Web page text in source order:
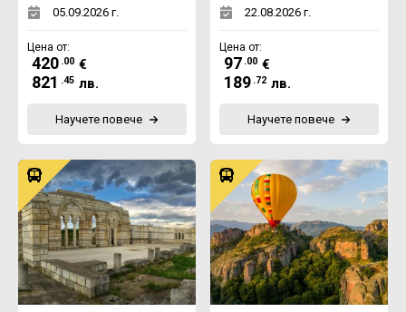
05.09.2026 г.
Цена от:
420 .00 €
821 .45 лв.
Научете повече
22.08.2026 г.
Цена от:
97 .00 €
189 .72 лв.
Научете повече